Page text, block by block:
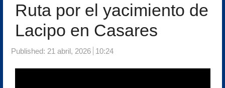
Ruta por el yacimiento de
Lacipo en Casares
Published: 21 abril, 2026 10:24